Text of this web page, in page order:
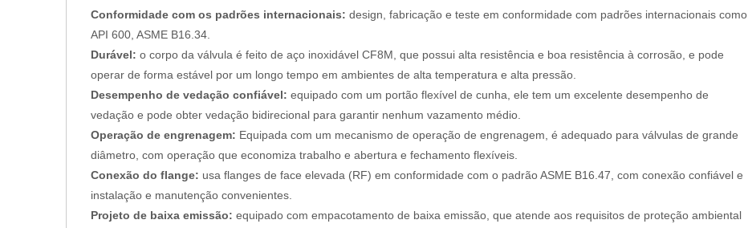
Conformidade com os padrões internacionais: design, fabricação e teste em conformidade com padrões internacionais como
API 600, ASME B16.34.
Durável: o corpo da válvula é feito de aço inoxidável CF8M, que possui alta resistência e boa resistência à corrosão, e pode
operar de forma estável por um longo tempo em ambientes de alta temperatura e alta pressão.
Desempenho de vedação confiável: equipado com um portão flexível de cunha, ele tem um excelente desempenho de
vedação e pode obter vedação bidirecional para garantir nenhum vazamento médio.
Operação de engrenagem: Equipada com um mecanismo de operação de engrenagem, é adequado para válvulas de grande
diâmetro, com operação que economiza trabalho e abertura e fechamento flexíveis.
Conexão do flange: usa flanges de face elevada (RF) em conformidade com o padrão ASME B16.47, com conexão confiável e
instalação e manutenção convenientes.
Projeto de baixa emissão: equipado com empacotamento de baixa emissão, que atende aos requisitos de proteção ambiental